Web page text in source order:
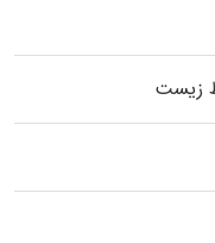
زیست